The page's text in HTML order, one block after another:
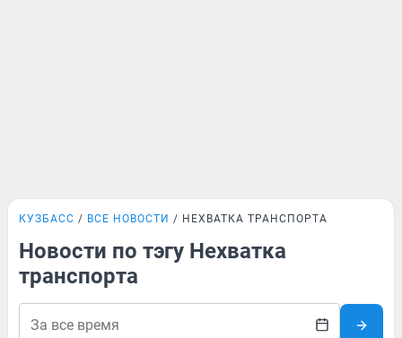
КУЗБАСС ВСЕ НОВОСТИ НЕХВАТКА ТРАНСПОРТА
Новости по тэгу Нехватка
транспорта